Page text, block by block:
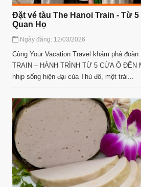
Đặt vé tàu The Hanoi Train - Từ
Quan Họ
Ngày đăng: 12/03/2026
Cùng Your Vacation Travel khám phá đoàn
TRAIN – HÀNH TRÌNH TỪ 5 CỬA Ô ĐẾN
nhịp sống hiện đại của Thủ đô, một trải...